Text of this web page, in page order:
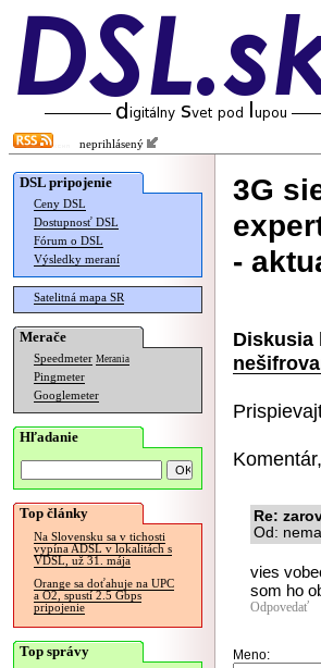
neprihlásený
DSL pripojenie
Ceny DSL
Dostupnosť DSL
Fórum o DSL
Výsledky meraní
Satelitná mapa SR
Merače
Speedmeter Merania
Pingmeter
Googlemeter
Hľadanie
Top články
Na Slovensku sa v tichosti
vypína ADSL v lokalitách s
VDSL, už 31. mája
Orange sa doťahuje na UPC
a O2, spustí 2.5 Gbps
pripojenie
Top správy
3G
-
Diskusia
Re:
Od:
vies
som ho
Odpovedať
Meno: